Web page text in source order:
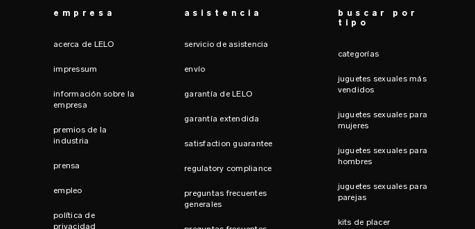
empresa
acerca de LELO
impressum
información sobre la
empresa
premios de la
industria
prensa
empleo
política de
privacidad
asistencia
servicio de asistencia
envío
garantía de LELO
garantía extendida
satisfaction guarantee
regulatory compliance
preguntas frecuentes
generales
buscar por
tipo
categorías
juguetes sexuales más
vendidos
juguetes sexuales para
mujeres
juguetes sexuales para
hombres
juguetes sexuales para
parejas
kits de placer